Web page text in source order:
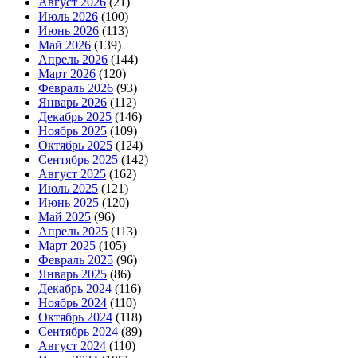
Июль 2026 (100)
Июнь 2026 (113)
Май 2026 (139)
Апрель 2026 (144)
Март 2026 (120)
Февраль 2026 (93)
Январь 2026 (112)
Декабрь 2025 (146)
Ноябрь 2025 (109)
Октябрь 2025 (124)
Сентябрь 2025 (142)
Август 2025 (162)
Июль 2025 (121)
Июнь 2025 (120)
Май 2025 (96)
Апрель 2025 (113)
Март 2025 (105)
Февраль 2025 (96)
Январь 2025 (86)
Декабрь 2024 (116)
Ноябрь 2024 (110)
Октябрь 2024 (118)
Сентябрь 2024 (89)
Август 2024 (110)